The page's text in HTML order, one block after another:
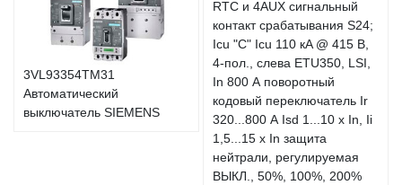
3VL93354TM31
Автоматический
выключатель SIEMENS